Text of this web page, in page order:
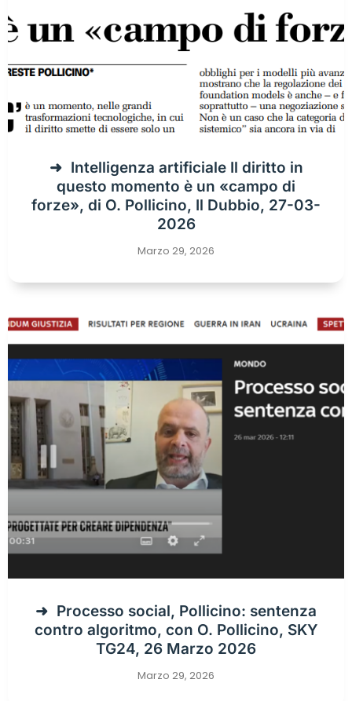
Intelligenza artificiale Il diritto in
questo momento è un «campo di
forze», di O. Pollicino, Il Dubbio, 27-03-
2026
Marzo 29, 2026
Processo social, Pollicino: sentenza
contro algoritmo, con O. Pollicino, SKY
TG24, 26 Marzo 2026
Marzo 29, 2026